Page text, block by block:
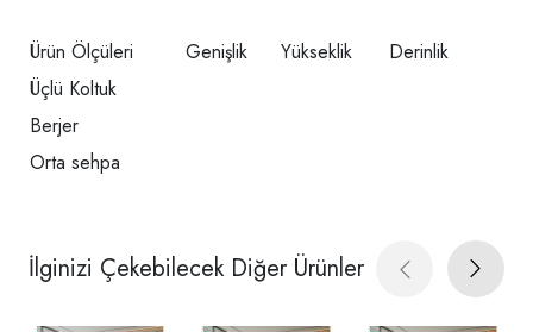
Ürün Ölçüleri Genişlik Yükseklik
Derinlik
Üçlü Koltuk
Berjer
Orta sehpa
İlginizi Çekebilecek Diğer Ürünler